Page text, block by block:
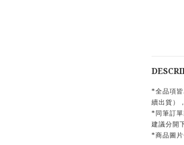
*全品項
續出貨）
*同筆訂
建議分開
*商品圖片